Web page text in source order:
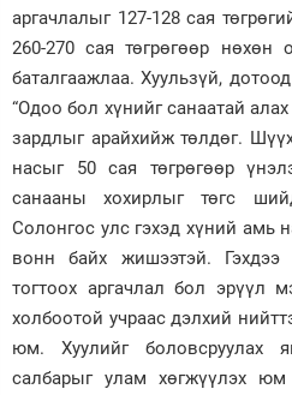
аргачлалыг 127-128 сая
260-270 сая төгрөгөөр нөхөн
баталгаажлаа. Хуульзүй,
“Одоо бол хүнийг санаатай
зардлыг арайхийж төлдөг.
насыг 50 сая төгрөгөөр
санааны хохирлыг төгс
Солонгос улс гэхэд хүний амь
вонн байх жишээтэй. Гэхдээ
тогтоох аргачлал бол эрүүл
холбоотой учраас дэлхий
юм. Хуулийг боловсруулах
салбарыг улам хөгжүүлэх